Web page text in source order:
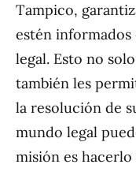
Tampico,
estén informados
legal. Esto no
también les
la resolución de
mundo legal
misión es hacerlo